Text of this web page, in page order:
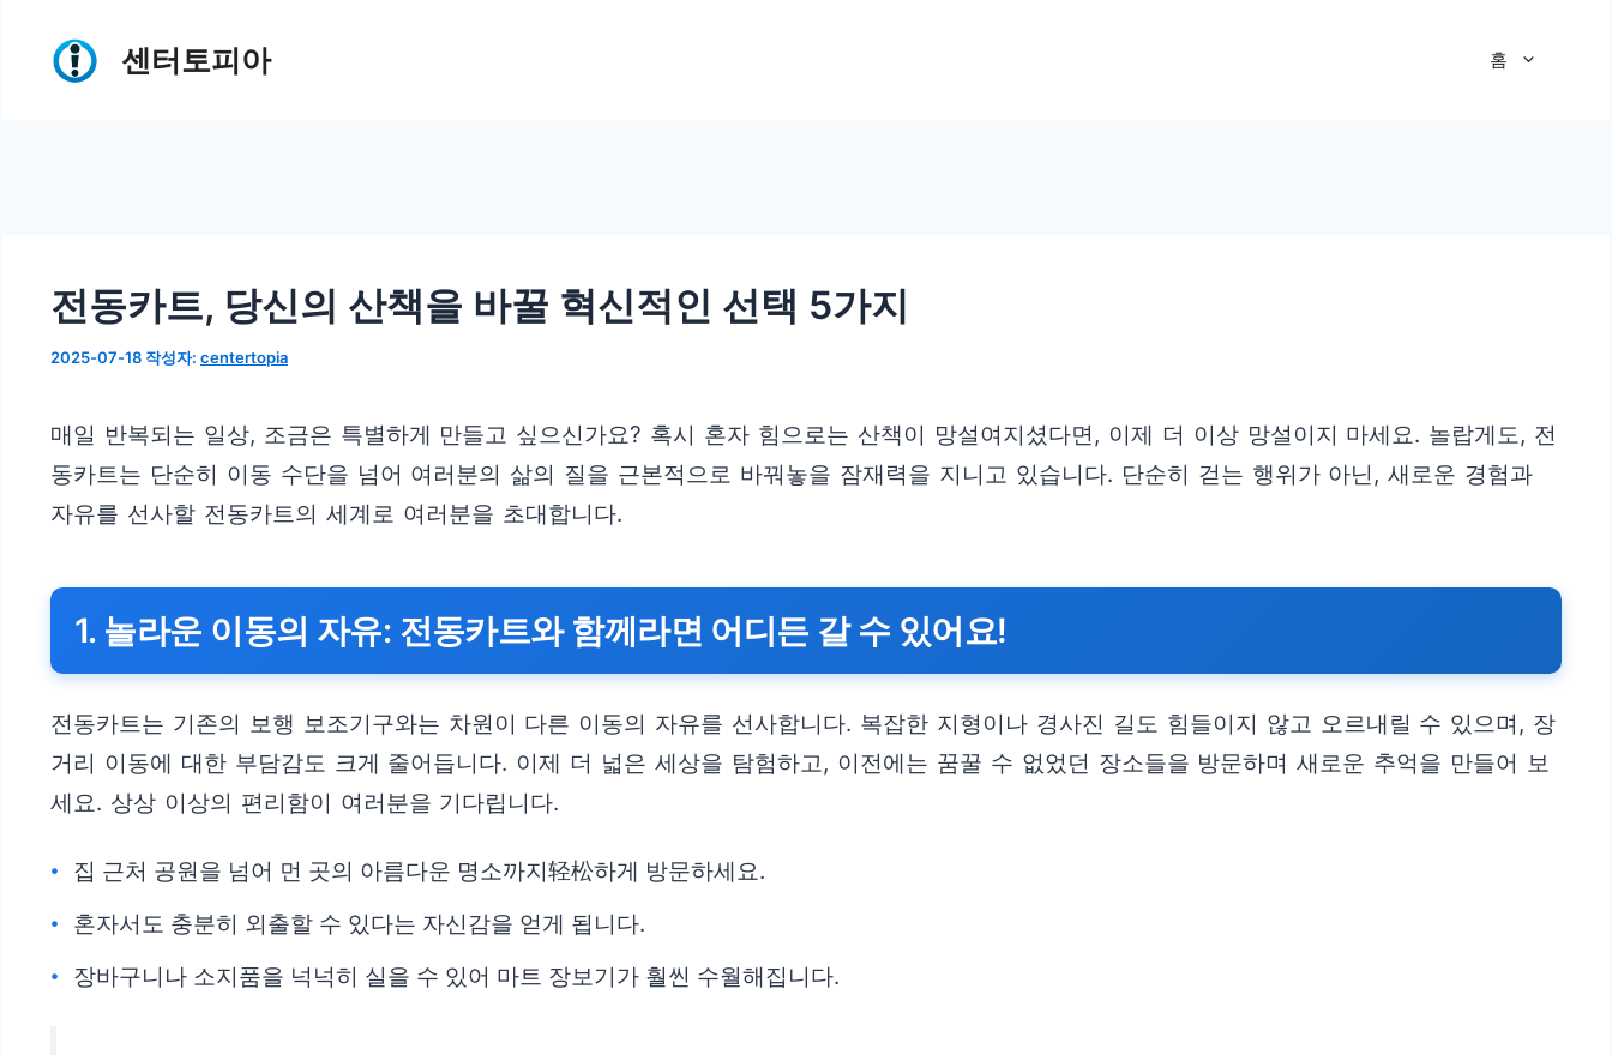
센터토피아 홈
전동카트, 당신의 산책을 바꿀 혁신적인 선택 5가지
2025-07-18 작성자: centertopia
매일 반복되는 일상, 조금은 특별하게 만들고 싶으신가요? 혹시 혼자 힘으로는 산책이 망설여지셨다면, 이제 더 이상 망설이지 마세요. 놀랍게도, 전
동카트는 단순히 이동 수단을 넘어 여러분의 삶의 질을 근본적으로 바꿔놓을 잠재력을 지니고 있습니다. 단순히 걷는 행위가 아닌, 새로운 경험과
자유를 선사할 전동카트의 세계로 여러분을 초대합니다.
1. 놀라운 이동의 자유: 전동카트와 함께라면 어디든 갈 수 있어요!
전동카트는 기존의 보행 보조기구와는 차원이 다른 이동의 자유를 선사합니다. 복잡한 지형이나 경사진 길도 힘들이지 않고 오르내릴 수 있으며, 장
거리 이동에 대한 부담감도 크게 줄어듭니다. 이제 더 넓은 세상을 탐험하고, 이전에는 꿈꿀 수 없었던 장소들을 방문하며 새로운 추억을 만들어 보
세요. 상상 이상의 편리함이 여러분을 기다립니다.
집 근처 공원을 넘어 먼 곳의 아름다운 명소까지轻松하게 방문하세요.
혼자서도 충분히 외출할 수 있다는 자신감을 얻게 됩니다.
장바구니나 소지품을 넉넉히 실을 수 있어 마트 장보기가 훨씬 수월해집니다.